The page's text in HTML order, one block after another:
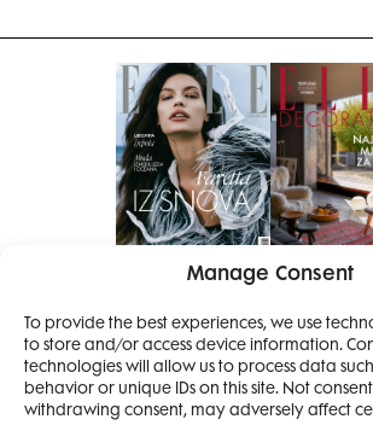
Manage Consent
To provide the best experiences, we use
to store and/or access device information.
technologies will allow us to process data
behavior or unique IDs on this site. Not
withdrawing consent, may adversely affect
Pretplati se na
PRETPLATITE SE